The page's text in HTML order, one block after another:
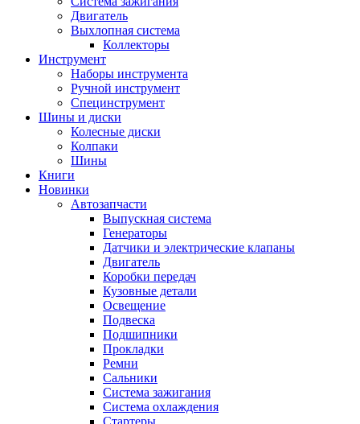
Двигатель
Выхлопная система
Коллекторы
Инструмент
Наборы инструмента
Ручной инструмент
Специнструмент
Шины и диски
Колесные диски
Колпаки
Шины
Книги
Новинки
Автозапчасти
Выпускная система
Генераторы
Датчики и электрические клапаны
Двигатель
Коробки передач
Кузовные детали
Освещение
Подвеска
Подшипники
Прокладки
Ремни
Сальники
Система зажигания
Система охлаждения
Стартеры